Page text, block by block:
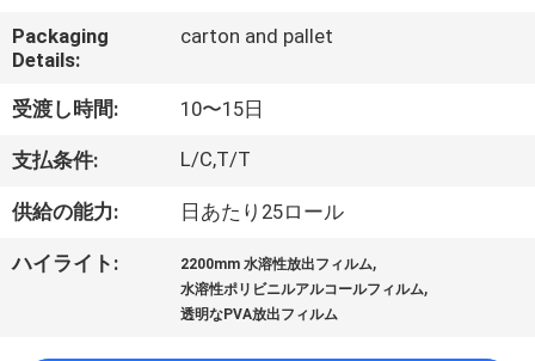
ち
に
つ
い
て
Packaging
Details:
carton and pallet
受渡し時間: 10〜15日
支払条件: L/C,T/T
供給の能力: 日あたり25ロール
ハイライト: 2200mm 水溶性放出フィルム,
水溶性ポリビニルアルコールフィルム,
透明なPVA放出フィルム